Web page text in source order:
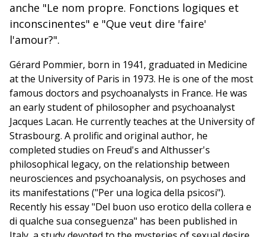
anche "Le nom propre. Fonctions logiques et
inconscinentes" e "Que veut dire 'faire'
l'amour?".
Gérard Pommier, born in 1941, graduated in Medicine
at the University of Paris in 1973. He is one of the most
famous doctors and psychoanalysts in France. He was
an early student of philosopher and psychoanalyst
Jacques Lacan. He currently teaches at the University of
Strasbourg. A prolific and original author, he
completed studies on Freud's and Althusser's
philosophical legacy, on the relationship between
neurosciences and psychoanalysis, on psychoses and
its manifestations ("Per una logica della psicosi").
Recently his essay "Del buon uso erotico della collera e
di qualche sua conseguenza" has been published in